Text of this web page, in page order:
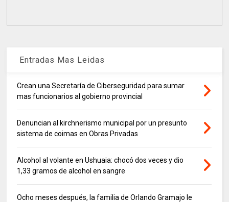
Entradas Mas Leidas
Crean una Secretaría de Ciberseguridad para sumar
mas funcionarios al gobierno provincial
Denuncian al kirchnerismo municipal por un presunto
sistema de coimas en Obras Privadas
Alcohol al volante en Ushuaia: chocó dos veces y dio
1,33 gramos de alcohol en sangre
Ocho meses después, la familia de Orlando Gramajo le